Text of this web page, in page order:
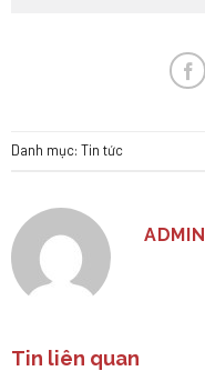
Danh mục: Tin tức
ADMIN
Tin liên quan